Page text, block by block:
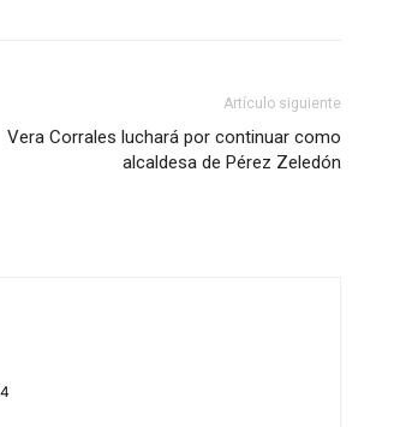
Artículo siguiente
Vera Corrales luchará por continuar como
alcaldesa de Pérez Zeledón